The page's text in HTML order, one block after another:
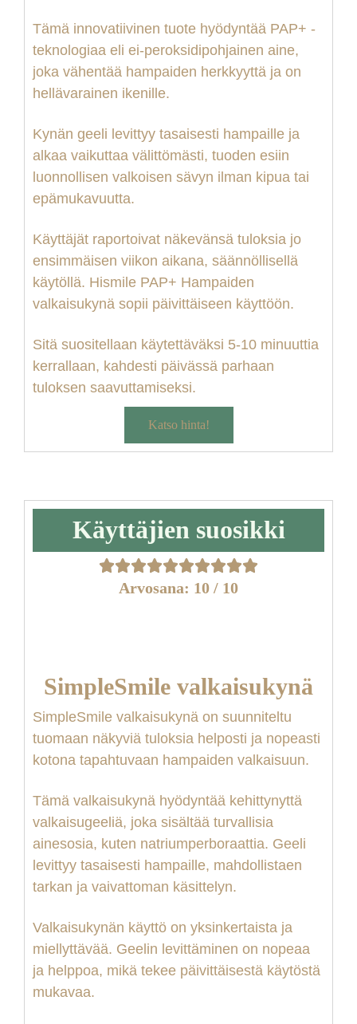
Tämä innovatiivinen tuote hyödyntää PAP+ -
teknologiaa eli ei-peroksidipohjainen aine,
joka vähentää hampaiden herkkyyttä ja on
hellävarainen ikenille.
Kynän geeli levittyy tasaisesti hampaille ja
alkaa vaikuttaa välittömästi, tuoden esiin
luonnollisen valkoisen sävyn ilman kipua tai
epämukavuutta.
Käyttäjät raportoivat näkevänsä tuloksia jo
ensimmäisen viikon aikana, säännöllisellä
käytöllä. Hismile PAP+ Hampaiden
valkaisukynä sopii päivittäiseen käyttöön.
Sitä suositellaan käytettäväksi 5-10 minuuttia
kerrallaan, kahdesti päivässä parhaan
tuloksen saavuttamiseksi.
Katso hinta!
Käyttäjien suosikki
Arvosana: 10 / 10
SimpleSmile valkaisukynä
SimpleSmile valkaisukynä on suunniteltu
tuomaan näkyviä tuloksia helposti ja nopeasti
kotona tapahtuvaan hampaiden valkaisuun.
Tämä valkaisukynä hyödyntää kehittynyttä
valkaisugeeliä, joka sisältää turvallisia
ainesosia, kuten natriumperboraattia. Geeli
levittyy tasaisesti hampaille, mahdollistaen
tarkan ja vaivattoman käsittelyn.
Valkaisukynän käyttö on yksinkertaista ja
miellyttävää. Geelin levittäminen on nopeaa
ja helppoa, mikä tekee päivittäisestä käytöstä
mukavaa.